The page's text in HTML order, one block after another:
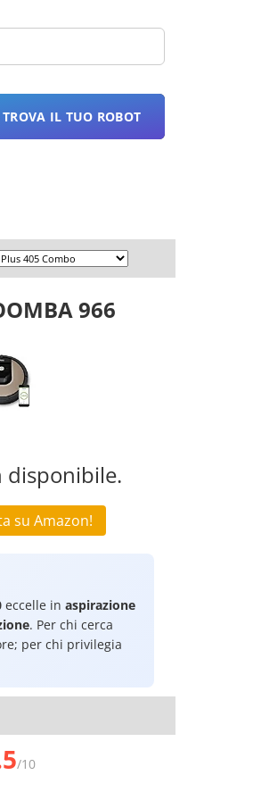
TROVA IL TUO ROBOT
966
disponibile.
su Amazon!
eccelle in aspirazione
. Per chi cerca
per chi privilegia
/10